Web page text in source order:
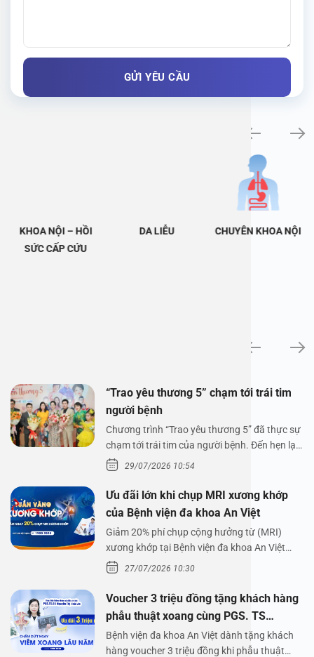
KHOA NỘI – HỒI
SỨC CẤP CỨU
DA LIỄU CHUYÊN KHOA NỘI
“Trao yêu thương 5” chạm tới trái tim
người bệnh
Chương trình “Trao yêu thương 5” đã thực sự
chạm tới trái tim của người bệnh. Đến hẹn lại
lên,…29/07/2026 10:54
Ưu đãi lớn khi chụp MRI xương khớp
của Bệnh viện đa khoa An Việt
Giảm 20% phí chụp cộng hưởng từ (MRI)
xương khớp tại Bệnh viện đa khoa An Việt
Bệnh viện đa…
27/07/2026 10:30
Voucher 3 triệu đồng tặng khách hàng
phẫu thuật xoang cùng PGS. TS
Nguyễn Thị Hoài An
Bệnh viện đa khoa An Việt dành tặng khách
hàng voucher 3 triệu đồng khi phẫu thuật